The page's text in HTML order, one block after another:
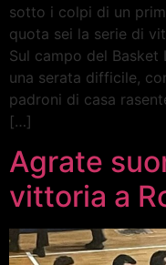
sotto i colpi di un
quota sei la serie di
Sul campo del Basket
una serata difficile,
padroni di casa
[…]
Agrate
vittoria a